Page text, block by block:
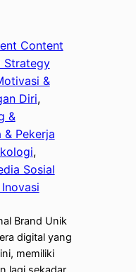
Content
Strategy
&
Diri ,
&
& Pekerja
,
Sosial
Brand Unik
digital yang
memiliki